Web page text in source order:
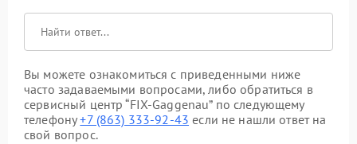
Вы можете ознакомиться с приведенными ниже
часто задаваемыми вопросами, либо обратиться в
сервисный центр “FIX-Gaggenau” по следующему
телефону+7 (863) 333-92-43 если не нашли ответ на
свой вопрос.